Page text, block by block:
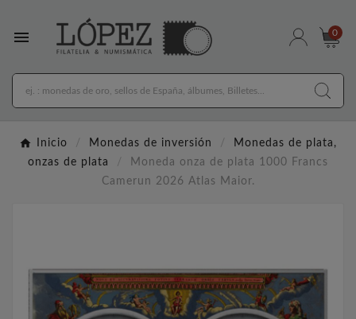
 0
Inicio Monedas de inversión
Monedas de plata,
onzas de plata
Moneda onza de plata 1000 Francs
Camerun 2026 Atlas Maior.